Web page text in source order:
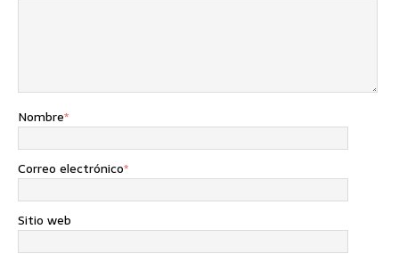
Nombre*
Correo electrónico*
Sitio web